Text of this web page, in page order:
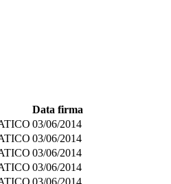
Data firma
03/06/2014
03/06/2014
03/06/2014
03/06/2014
03/06/2014